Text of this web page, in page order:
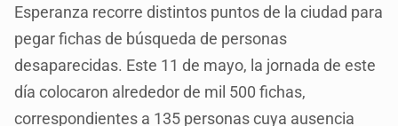
Esperanza recorre distintos puntos de la ciudad para
pegar fichas de búsqueda de personas
desaparecidas. Este 11 de mayo, la jornada de este
día colocaron alrededor de mil 500 fichas,
correspondientes a 135 personas cuya ausencia